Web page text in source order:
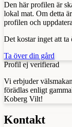
Den här profilen är
lokal mat. Om detta
profilen och
Det kostar inget att
Ta över din gård
Profil ej verifierad
Vi erbjuder
förädlas enligt
Koberg Vilt!
Kontakt